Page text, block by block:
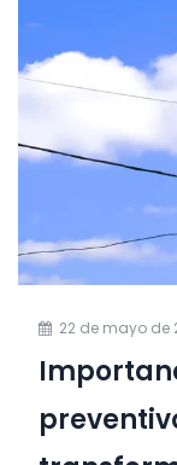
22 de mayo de